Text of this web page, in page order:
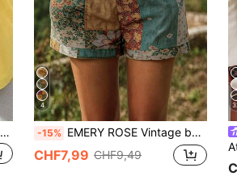
IslaSuriya Damen Lässig Shorts mit Kordel, Farben Schwarz, Grün, Gelb, Khaki, geeignet für den Sommer Outdoor
4
-15% EMERY ROSE Vintage botanischer Muster Shorts mit elastischem Bund und Kordelzug, geeignet für den Alltag, den Arbeitsweg und den Urlaub
CHF7,99 CHF9,49